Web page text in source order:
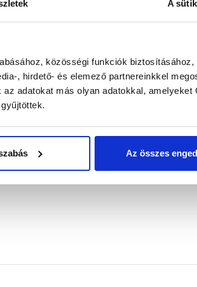
A
közösségi funkciók biztosításához,
, hirdető- és elemező partnereinkkel
adatokat más olyan adatokkal, amelyeket
Az összes
fugázó 103, holdfehér 5 kg
Raktáron
4 580 Ft/ db